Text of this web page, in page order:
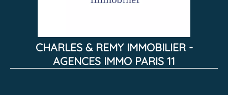
CHARLES & REMY IMMOBILIER -
AGENCES IMMO PARIS 11